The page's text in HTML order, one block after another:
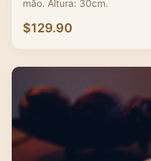
mão. Altura: 30cm.
$129.90